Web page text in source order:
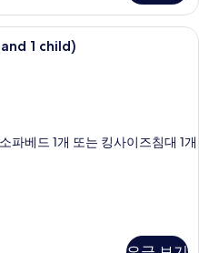
1 개의 침실, 미니바, 객실 내 금고, 책상
1 child)
파베드 1개 또는 킹사이즈침대 1개